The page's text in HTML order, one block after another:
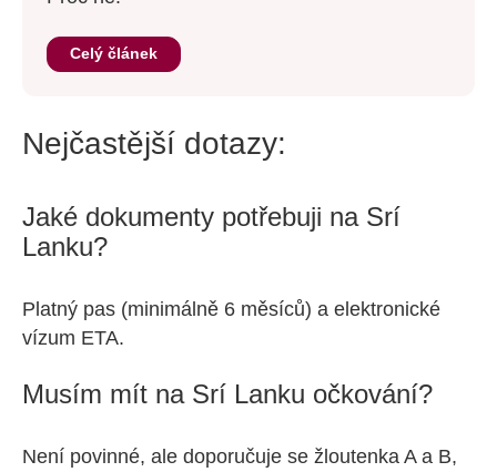
Celý článek
Nejčastější dotazy:
Jaké dokumenty potřebuji na Srí
Lanku?
Platný pas (minimálně 6 měsíců) a elektronické
vízum ETA.
Musím mít na Srí Lanku očkování?
Není povinné, ale doporučuje se žloutenka A a B,